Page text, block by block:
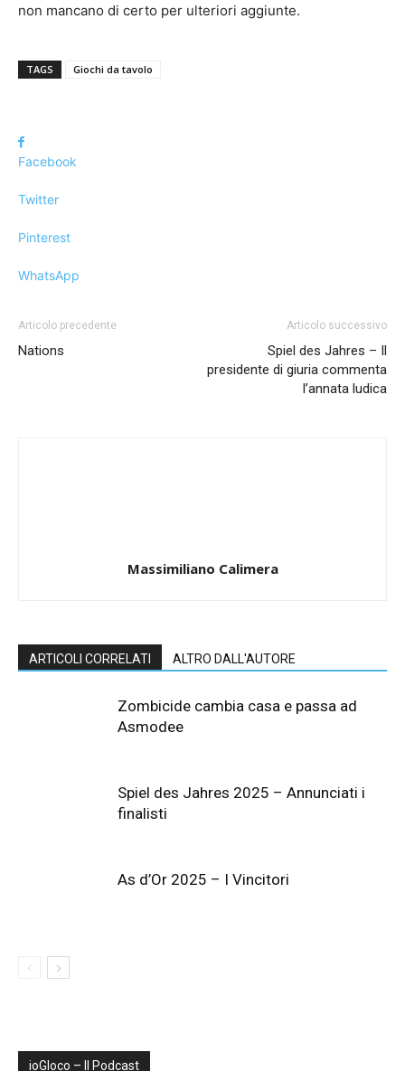
non mancano di certo per ulteriori aggiunte.
TAGS Giochi da tavolo
Facebook
Twitter
Pinterest
WhatsApp
Articolo precedente
Nations
Articolo successivo
Spiel des Jahres – Il
presidente di giuria commenta
l’annata ludica
Massimiliano Calimera
ARTICOLI CORRELATI ALTRO DALL'AUTORE
Zombicide cambia casa e passa ad
Asmodee
Spiel des Jahres 2025 – Annunciati i
finalisti
As d’Or 2025 – I Vincitori
ioGIoco – Il Podcast